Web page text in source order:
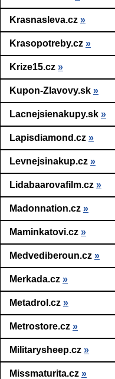
Krasnasleva.cz »
Krasopotreby.cz »
Krize15.cz »
Kupon-Zlavovy.sk »
Lacnejsienakupy.sk »
Lapisdiamond.cz »
Levnejsinakup.cz »
Lidabaarovafilm.cz »
Madonnation.cz »
Maminkatovi.cz »
Medvediberoun.cz »
Merkada.cz »
Metadrol.cz »
Metrostore.cz »
Militarysheep.cz »
Missmaturita.cz »